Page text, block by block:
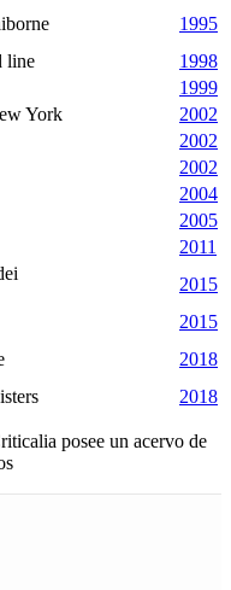
1995
line
1998
1999
York
2002
2002
2002
2004
2005
2011
2015
2015
2018
2018
posee un acervo de